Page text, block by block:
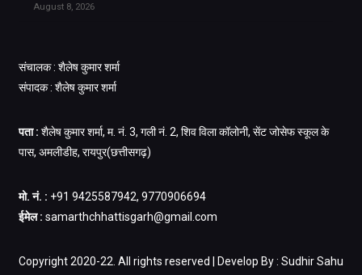
August 8, 2026
संचालक : शैलेष कुमार शर्मा
संपादक : शैलेष कुमार शर्मा
पता : शैलेष कुमार शर्मा, म. नं. 3, गली नं. 2, शिव विला कॉलोनी, सेंट जोसेफ स्कूल के
पास, अमलीडीह, रायपुर(छत्तीसगढ़)
मो. नं. : +91 9425587942, 9770906694
ईमेल : samarthchhattisgarh@gmail.com
Copyright 2020-22. All rights reserved | Develop By : Sudhir Sahu